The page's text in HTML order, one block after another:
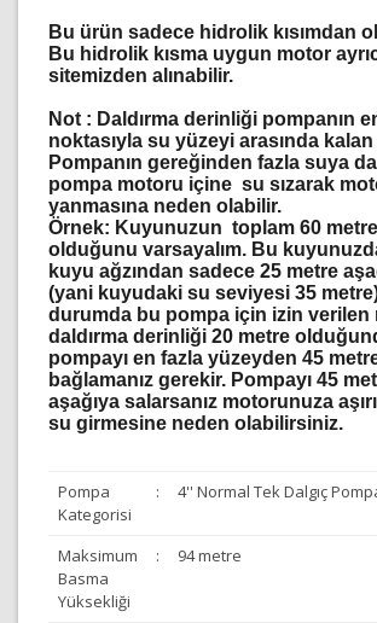
Bu ürün sadece hidrolik kısımdan
Bu hidrolik kısma uygun motor
sitemizden alınabilir.
Not : Daldırma derinliği pompanın
noktasıyla su yüzeyi arasında
Pompanın gereğinden fazla suya
pompa motoru içine su sızarak
yanmasına neden olabilir.
Örnek: Kuyunuzun toplam 60
olduğunu varsayalım. Bu
kuyu ağzından sadece 25 metre
(yani kuyudaki su seviyesi 35
durumda bu pompa için izin verilen
daldırma derinliği 20 metre
pompayı en fazla yüzeyden 45
bağlamanız gerekir. Pompayı 45
aşağıya salarsanız motorunuza
su girmesine neden olabilirsiniz.
Pompa
Kategorisi
: 4'' Normal Tek Dalgıç
Maksimum
Basma
Yüksekliği
: 94 metre